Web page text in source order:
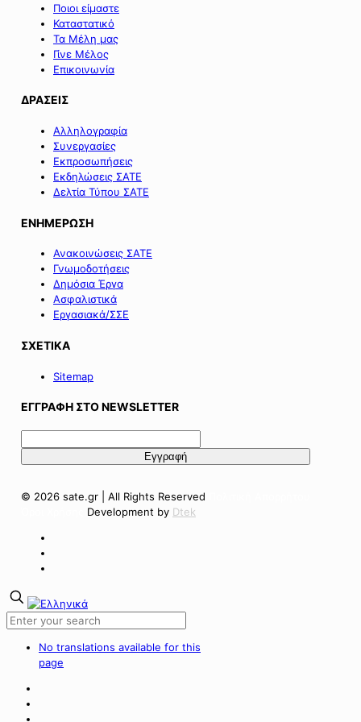
Ποιοι είμαστε
Καταστατικό
Τα Μέλη μας
Γίνε Μέλος
Επικοινωνία
ΔΡΑΣΕΙΣ
Αλληλογραφία
Συνεργασίες
Εκπροσωπήσεις
Εκδηλώσεις ΣΑΤΕ
Δελτία Τύπου ΣΑΤΕ
ΕΝΗΜΕΡΩΣΗ
Ανακοινώσεις ΣΑΤΕ
Γνωμοδοτήσεις
Δημόσια Έργα
Ασφαλιστικά
Εργασιακά/ΣΣΕ
ΣΧΕΤΙΚΑ
Sitemap
ΕΓΓΡΑΦΗ ΣΤΟ NEWSLETTER
© 2026 sate.gr | All Rights Reserved
Development by Dtek
No translations available for this
page